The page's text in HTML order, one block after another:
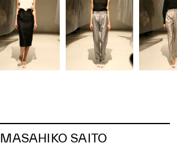
MASAHIKO SAITO